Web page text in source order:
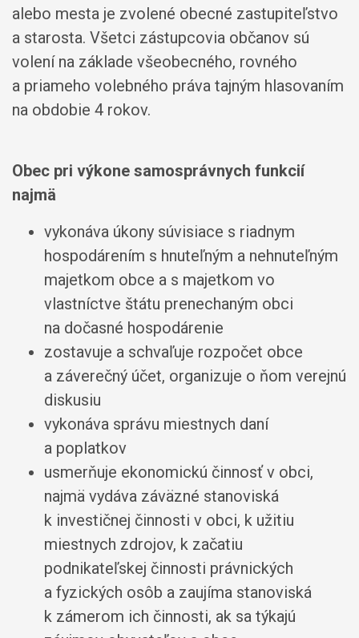
alebo mesta je zvolené obecné zastupiteľstvo
a starosta. Všetci zástupcovia občanov sú
volení na základe všeobecného, rovného
a priameho volebného práva tajným hlasovaním
na obdobie 4 rokov.
Obec pri výkone samosprávnych funkcií
najmä
vykonáva úkony súvisiace s riadnym
hospodárením s hnuteľným a nehnuteľným
majetkom obce a s majetkom vo
vlastníctve štátu prenechaným obci
na dočasné hospodárenie
zostavuje a schvaľuje rozpočet obce
a záverečný účet, organizuje o ňom verejnú
diskusiu
vykonáva správu miestnych daní
a poplatkov
usmerňuje ekonomickú činnosť v obci,
najmä vydáva záväzné stanoviská
k investičnej činnosti v obci, k užitiu
miestnych zdrojov, k začatiu
podnikateľskej činnosti právnických
a fyzických osôb a zaujíma stanoviská
k zámerom ich činnosti, ak sa týkajú